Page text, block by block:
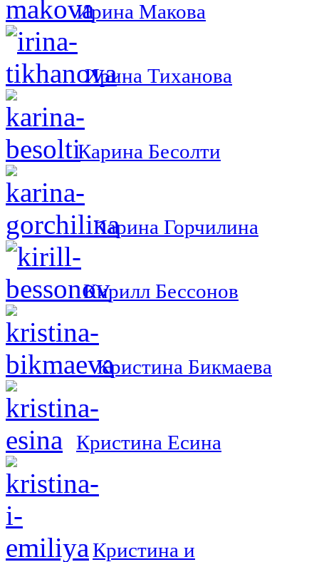
Ирина Макова
Ирина Тиханова
Карина Бесолти
Карина Горчилина
Кирилл Бессонов
Кристина Бикмаева
Кристина Есина
Кристина и